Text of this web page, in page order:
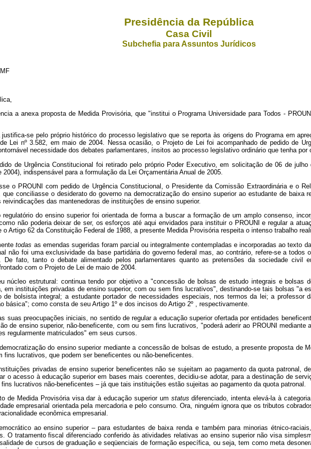
Presidência da República
Casa Civil
Subchefia para Assuntos Jurídicos
a anexa proposta de Medida Provisória, que "institui o Programa Universidade para Todos -
se pelo próprio histórico do processo legislativo que se reporta às origens do Programa em
Lei nº 3.582, em maio de 2004. Nessa ocasião, o Projeto de Lei foi acompanhado de pedido de
necessidade dos debates parlamentares, ínsitos ao processo legislativo ordinário que tenha
de Urgência Constitucional foi retirado pelo próprio Poder Executivo, em solicitação de 06 de
indispensável para a formulação da Lei Orçamentária Anual de 2005.
o PROUNI com pedido de Urgência Constitucional, o Presidente da Comissão Extraordinária e o
conciliasse o desiderato do governo na democratização do ensino superior ao estudante de baixa
das mantenedoras de instituições de ensino superior.
do ensino superior foi orientada de forma a buscar a formação de um amplo consenso,
não poderia deixar de ser, os esforços até aqui envidados para instituir o PROUNI e regular a
Artigo 62 da Constituição Federal de 1988, a presente Medida Provisória respeita o intenso trabalho
todas as emendas sugeridas foram parcial ou integralmente contempladas e incorporadas ao texto
não foi uma exclusividade da base partidária do governo federal mas, ao contrário, refere-se a todos
De fato, tanto o debate alimentado pelos parlamentares quanto as pretensões da sociedade civil
com o Projeto de Lei de maio de 2004.
núcleo estrutural: continua tendo por objetivo a "concessão de bolsas de estudo integrais e bolsas
instituições privadas de ensino superior, com ou sem fins lucrativos", destinando-se tais bolsas "a
bolsista integral; a estudante portador de necessidades especiais, nos termos da lei; a professor
básica"; como consta de seu Artigo 1º e dos incisos do Artigo 2º , respectivamente.
suas preocupações iniciais, no sentido de regular a educação superior ofertada por entidades
de ensino superior, não-beneficente, com ou sem fins lucrativos, "poderá aderir ao PROUNI
regularmente matriculados" em seus cursos.
do ensino superior mediante a concessão de bolsas de estudo, a presente proposta de
lucrativos, que podem ser beneficentes ou não-beneficentes.
privadas de ensino superior beneficentes não se sujeitam ao pagamento da quota patronal,
o acesso à educação superior em bases mais coerentes, decidiu-se adotar, para a destinação de
lucrativos não-beneficentes – já que tais instituições estão sujeitas ao pagamento da quota patronal.
de Medida Provisória visa dar à educação superior um statusdiferenciado, intenta elevá-la à
empresarial orientada pela mercadoria e pelo consumo. Ora, ninguém ignora que os tributos
econômica empresarial.
ao ensino superior – para estudantes de baixa renda e também para minorias étnico-
O tratamento fiscal diferenciado conferido às atividades relativas ao ensino superior não visa
de cursos de graduação e seqüenciais de formação específica, ou seja, tem como meta